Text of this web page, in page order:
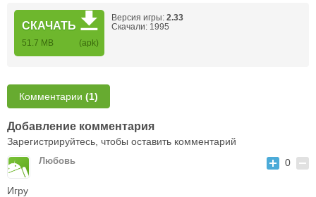
СКАЧАТЬ
51.7 MB (apk)
Версия игры: 2.33
Скачали: 1995
Комментарии (1)
Добавление комментария
Зарегистрируйтесь, чтобы оставить комментарий
Любовь 0
Игру